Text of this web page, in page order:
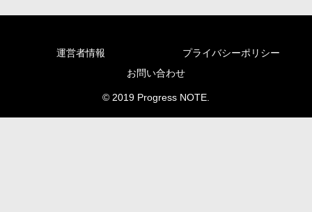
運営者情報
プライバシーポリシー
お問い合わせ
© 2019 Progress NOTE.